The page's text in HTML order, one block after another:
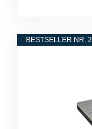
BESTSELLER NR. 2